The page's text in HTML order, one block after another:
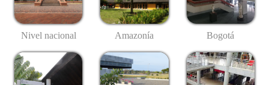
Nivel nacional Amazonía Bogotá